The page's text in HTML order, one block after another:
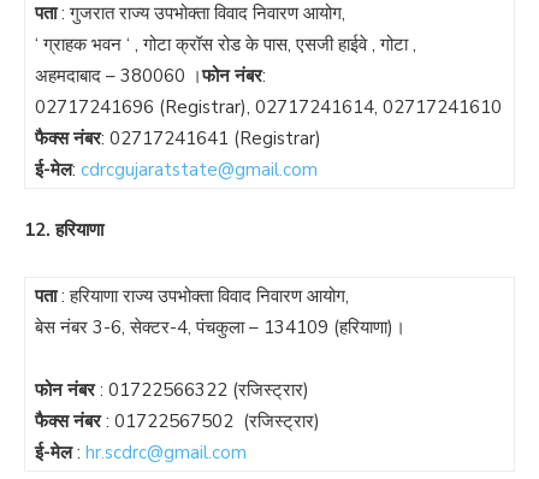
पता: गुजरात राज्य उपभोक्ता विवाद निवारण आयोग,
‘ ग्राहक भवन ‘ , गोटा क्रॉस रोड के पास, एसजी हाईवे , गोटा ,
अहमदाबाद – 380060 ।फोन नंबर:
02717241696 (Registrar), 02717241614, 02717241610
फैक्स नंबर: 02717241641 (Registrar)
ई-मेल: cdrcgujaratstate@gmail.com
12. हरियाणा
पता: हरियाणा राज्य उपभोक्ता विवाद निवारण आयोग,
बेस नंबर 3-6, सेक्टर-4, पंचकुला – 134109 (हरियाणा)।
फोन नंबर: 01722566322 (रजिस्ट्रार)
फैक्स नंबर: 01722567502 (रजिस्ट्रार)
ई-मेल: hr.scdrc@gmail.com